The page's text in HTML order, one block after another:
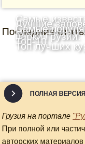
Последние
Самые
кухни: Топ-10
Лучшие
парки Грузии:
Самые
Топ-10
Топ лучших
ПОЛНАЯ ВЕРСИЯ
Грузия на портале
При полной или
авторских